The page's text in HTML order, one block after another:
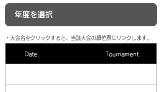
​・大会名をクリックすると、当該大会の順位表にリンクします。
Date Tournament